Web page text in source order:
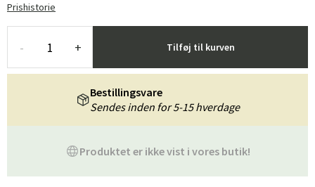
Prishistorie
- + Tilføj til kurven
Produktet er ikke vist i vores butik!
Bestillingsvare
Sendes inden for 5-15 hverdage